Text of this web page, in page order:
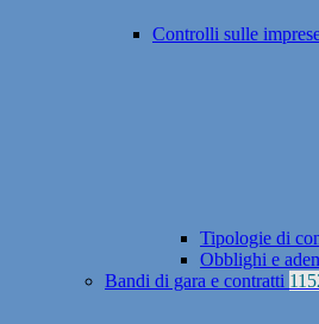
Controlli sulle
Tipologie di
Obblighi e
Bandi di gara e contratti